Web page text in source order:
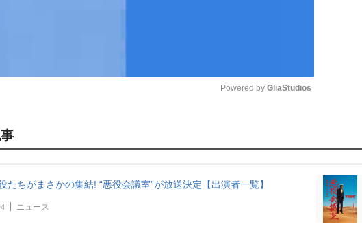
u
e
Powered by GliaStudios
たちがまさかの集結! “悪役会議室”が放送決定【出演者一覧】
ニュース